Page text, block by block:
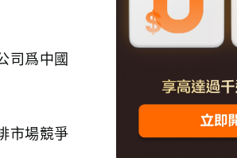
司爲中國
市場競爭